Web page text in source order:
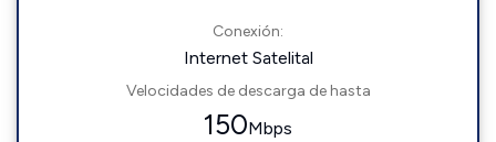
Conexión:
Internet Satelital
Velocidades de descarga de hasta
150Mbps